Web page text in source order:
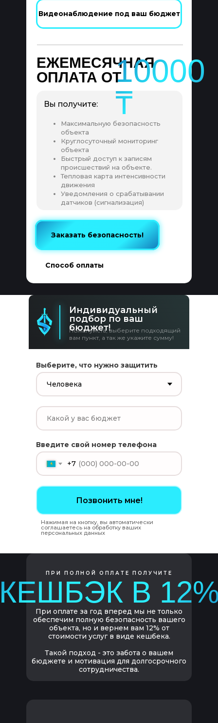
Вы получите:
ЕЖЕМЕСЯЧНАЯ
ОПЛАТА ОТ10000
₸
Максимальную безопасность
объекта
Круглосуточный мониторинг
объекта
Быстрый доступ к записям
происшествий на объекте.
Тепловая карта интенсивности
движения
Уведомления о срабатывании
датчиков (сигнализация)
Заказать безопасность!
Заказать безопасность!
Способ оплаты
Видеонаблюдение под ваш бюджет
Нажимая на кнопку, вы автоматически
соглашаетесь на обработку ваших
персональных данных
Индивидуальный
подбор по ваш
бюджет!
Выберите, что нужно защитить
Введите свой номер телефона
+7
Позвонить мне!
Пожалуйста, выберите подходящий
вам пункт, а так же укажите сумму!
ПРИ ПОЛНОЙ ОПЛАТЕ ПОЛУЧИТЕ
В
При оплате за год вперед мы не только
обеспечим полную безопасность вашего
объекта, но и вернем вам 12% от
стоимости услуг в виде кешбека.
Такой подход - это забота о вашем
бюджете и мотивация для долгосрочного
сотрудничества.